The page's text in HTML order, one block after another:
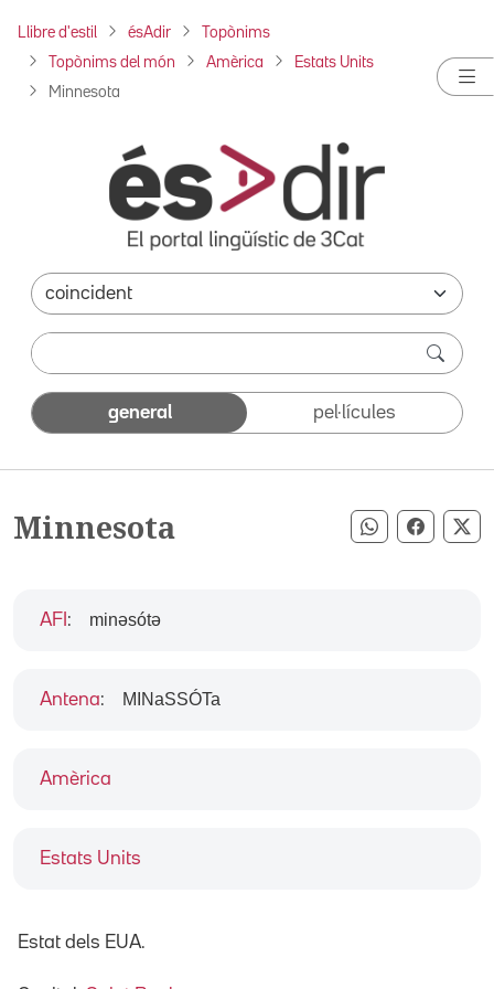
Llibre d'estil ésAdir Topònims
Topònims del món Amèrica Estats Units
Minnesota
general pel·lícules
Minnesota Compartir
Amèrica
Estats Units
AFI : minəsótə
Antena: MINaSSÓTa
Estat dels EUA.